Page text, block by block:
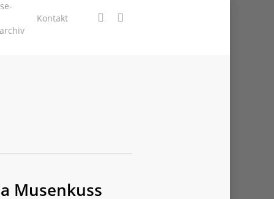
Kontakt facebookinstagram
Musenkuss